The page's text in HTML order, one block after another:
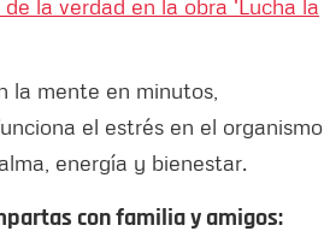
la verdad en la obra 'Lucha la
la mente en minutos,
el estrés en el organismo
energía y bienestar.
con familia y amigos: